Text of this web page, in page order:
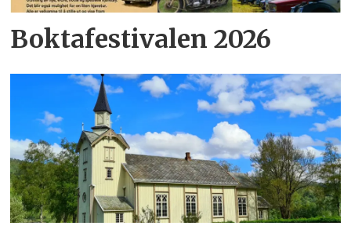
Boktafestivalen 2026